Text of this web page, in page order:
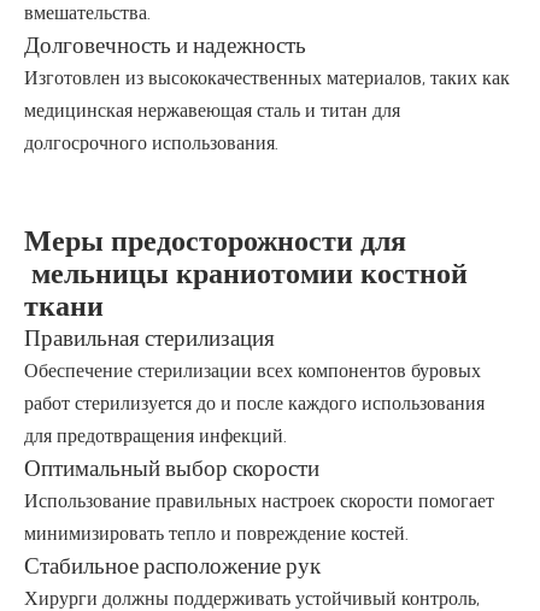
вмешательства.
Долговечность и надежность
Изготовлен из высококачественных материалов, таких как
медицинская нержавеющая сталь и титан для
долгосрочного использования.
Меры предосторожности для
мельницы краниотомии костной
ткани
Правильная стерилизация
Обеспечение стерилизации всех компонентов буровых
работ стерилизуется до и после каждого использования
для предотвращения инфекций.
Оптимальный выбор скорости
Использование правильных настроек скорости помогает
минимизировать тепло и повреждение костей.
Стабильное расположение рук
Хирурги должны поддерживать устойчивый контроль,